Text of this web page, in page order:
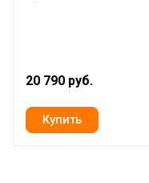
Вес брутто, кг
Рекомендуемая
20 790 руб.